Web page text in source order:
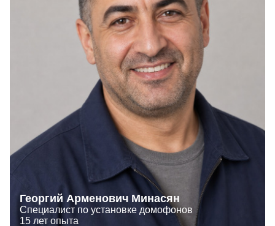
Георгий Арменович Минасян
Специалист по установке домофонов
15 лет опыта